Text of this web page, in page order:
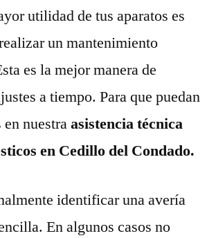
utilidad de tus aparatos es
un mantenimiento
es la mejor manera de
a tiempo. Para que puedan
nuestraasistencia técnica
en Cedillo del Condado.
identificar una avería
En algunos casos no